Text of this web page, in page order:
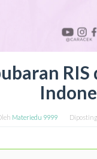
Materiedu 9999